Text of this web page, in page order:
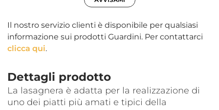
Il nostro servizio clienti è disponibile per qualsiasi
informazione sui prodotti Guardini. Per contattarci
clicca qui.
Dettagli prodotto
La lasagnera è adatta per la realizzazione di
uno dei piatti più amati e tipici della